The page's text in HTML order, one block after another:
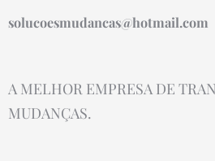
solucoesmudancas@hotmail.com
A MELHOR EMPRESA DE
MUDANÇAS.